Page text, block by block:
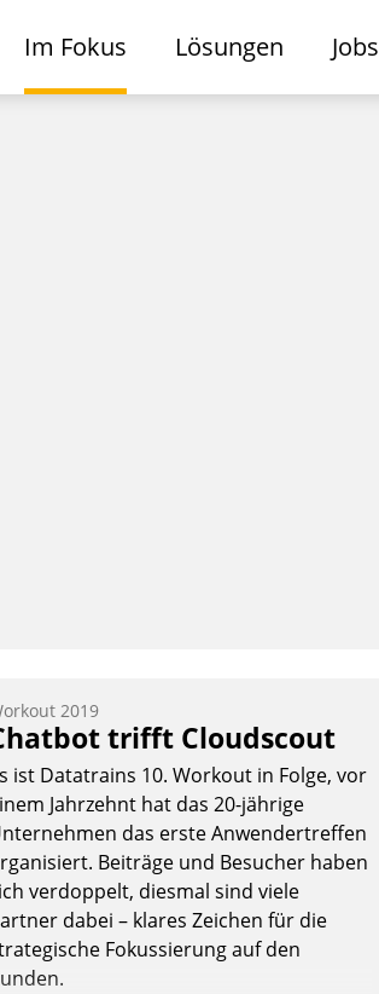
Im Fokus Lösungen Jobs
2019
trifft Cloudscout
ist Datatrains 10. Workout in Folge, vor
Jahrzehnt hat das 20-jährige
das erste Anwendertreffen
Beiträge und Besucher haben
verdoppelt, diesmal sind viele
dabei – klares Zeichen für die
Fokussierung auf den